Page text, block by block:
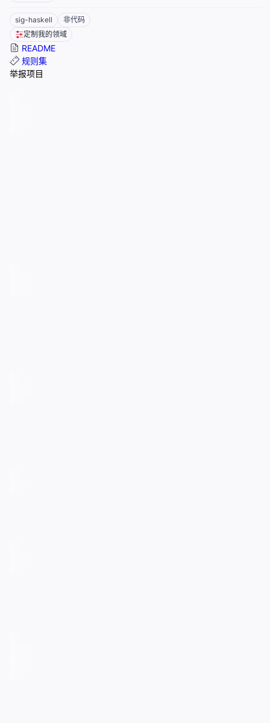
sig-haskell
非代码
定制我的领域
README
规则集
举报项目